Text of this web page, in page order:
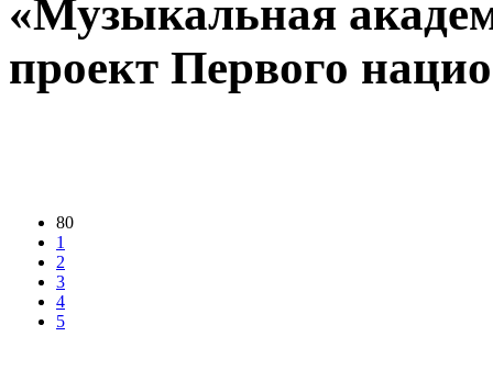
«Музыкальная
проект Первого
80
1
2
3
4
5